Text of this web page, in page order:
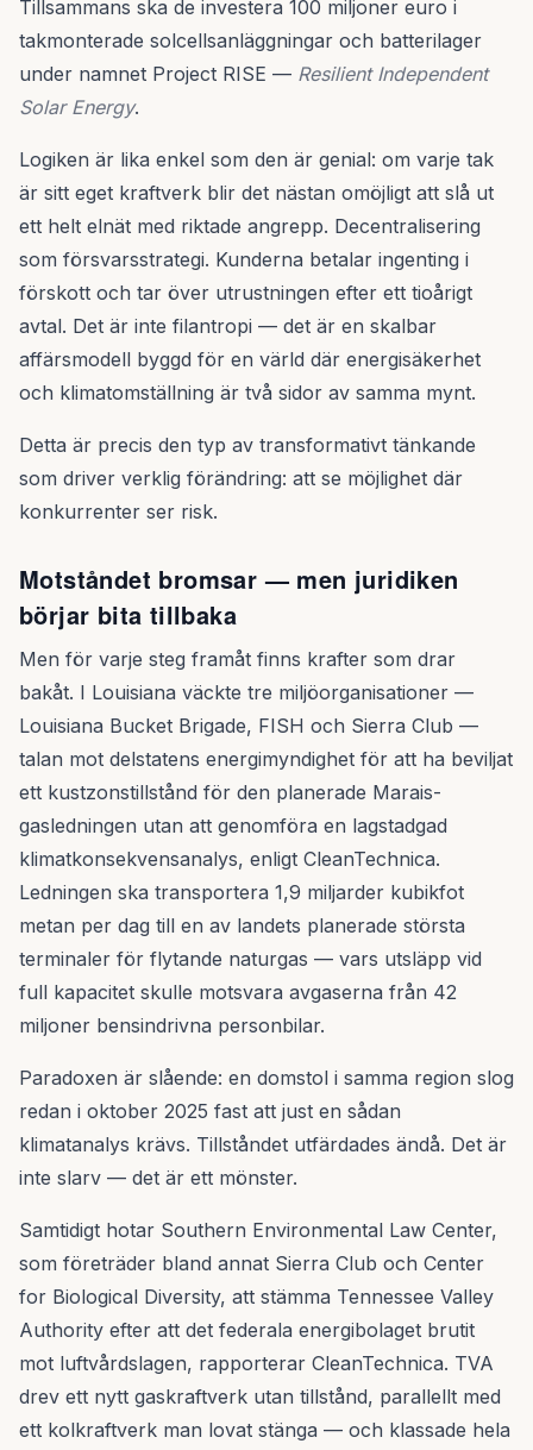
Tillsammans ska de investera 100 miljoner euro i
takmonterade solcellsanläggningar och batterilager
under namnet Project RISE — Resilient Independent
Solar Energy.
Logiken är lika enkel som den är genial: om varje tak
är sitt eget kraftverk blir det nästan omöjligt att slå ut
ett helt elnät med riktade angrepp. Decentralisering
som försvarsstrategi. Kunderna betalar ingenting i
förskott och tar över utrustningen efter ett tioårigt
avtal. Det är inte filantropi — det är en skalbar
affärsmodell byggd för en värld där energisäkerhet
och klimatomställning är två sidor av samma mynt.
Detta är precis den typ av transformativt tänkande
som driver verklig förändring: att se möjlighet där
konkurrenter ser risk.
Motståndet bromsar — men juridiken
börjar bita tillbaka
Men för varje steg framåt finns krafter som drar
bakåt. I Louisiana väckte tre miljöorganisationer —
Louisiana Bucket Brigade, FISH och Sierra Club —
talan mot delstatens energimyndighet för att ha beviljat
ett kustzonstillstånd för den planerade Marais-
gasledningen utan att genomföra en lagstadgad
klimatkonsekvensanalys, enligt CleanTechnica.
Ledningen ska transportera 1,9 miljarder kubikfot
metan per dag till en av landets planerade största
terminaler för flytande naturgas — vars utsläpp vid
full kapacitet skulle motsvara avgaserna från 42
miljoner bensindrivna personbilar.
Paradoxen är slående: en domstol i samma region slog
redan i oktober 2025 fast att just en sådan
klimatanalys krävs. Tillståndet utfärdades ändå. Det är
inte slarv — det är ett mönster.
Samtidigt hotar Southern Environmental Law Center,
som företräder bland annat Sierra Club och Center
for Biological Diversity, att stämma Tennessee Valley
Authority efter att det federala energibolaget brutit
mot luftvårdslagen, rapporterar CleanTechnica. TVA
drev ett nytt gaskraftverk utan tillstånd, parallellt med
ett kolkraftverk man lovat stänga — och klassade hela